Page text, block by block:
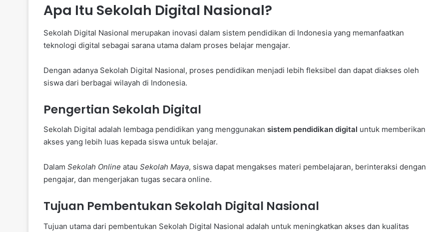
Apa Itu Sekolah Digital Nasional?
Sekolah Digital Nasional merupakan inovasi dalam sistem pendidikan di Indonesia yang memanfaatkan
teknologi digital sebagai sarana utama dalam proses belajar mengajar.
Dengan adanya Sekolah Digital Nasional, proses pendidikan menjadi lebih fleksibel dan dapat diakses oleh
siswa dari berbagai wilayah di Indonesia.
Pengertian Sekolah Digital
Sekolah Digital adalah lembaga pendidikan yang menggunakan sistem pendidikan digital untuk memberikan
akses yang lebih luas kepada siswa untuk belajar.
Dalam Sekolah Online atau Sekolah Maya, siswa dapat mengakses materi pembelajaran, berinteraksi dengan
pengajar, dan mengerjakan tugas secara online.
Tujuan Pembentukan Sekolah Digital Nasional
Tujuan utama dari pembentukan Sekolah Digital Nasional adalah untuk meningkatkan akses dan kualitas